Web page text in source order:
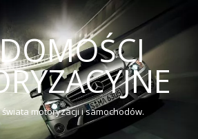
motoryzacji i samochodów.